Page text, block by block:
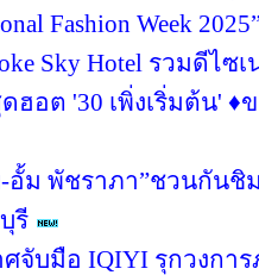
Fashion Week
Sky Hotel รวมดีไซเ
อต '30 เพิ่งเริ่มต้น' ♦️
อั้ม พัชราภา”ชวนกันชิ
รี
ศจับมือ IQIYI รุกวงกา